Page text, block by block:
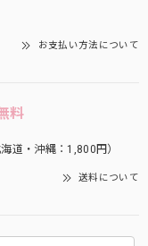
お支払い方法について
料
道・沖縄：1,800円）
送料について